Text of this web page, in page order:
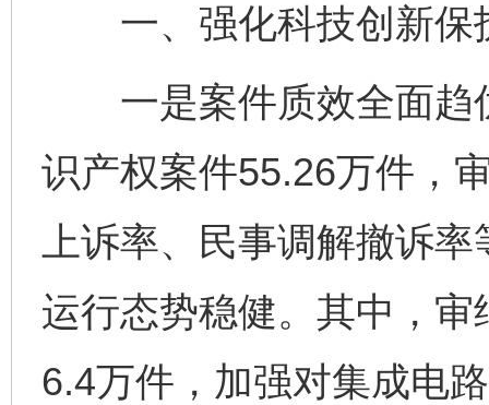
一、强化科技创新保
一是案件质效全面趋
识产权案件55.26万件，
上诉率、民事调解撤诉
运行态势稳健。其中，
6.4万件，加强对集成电